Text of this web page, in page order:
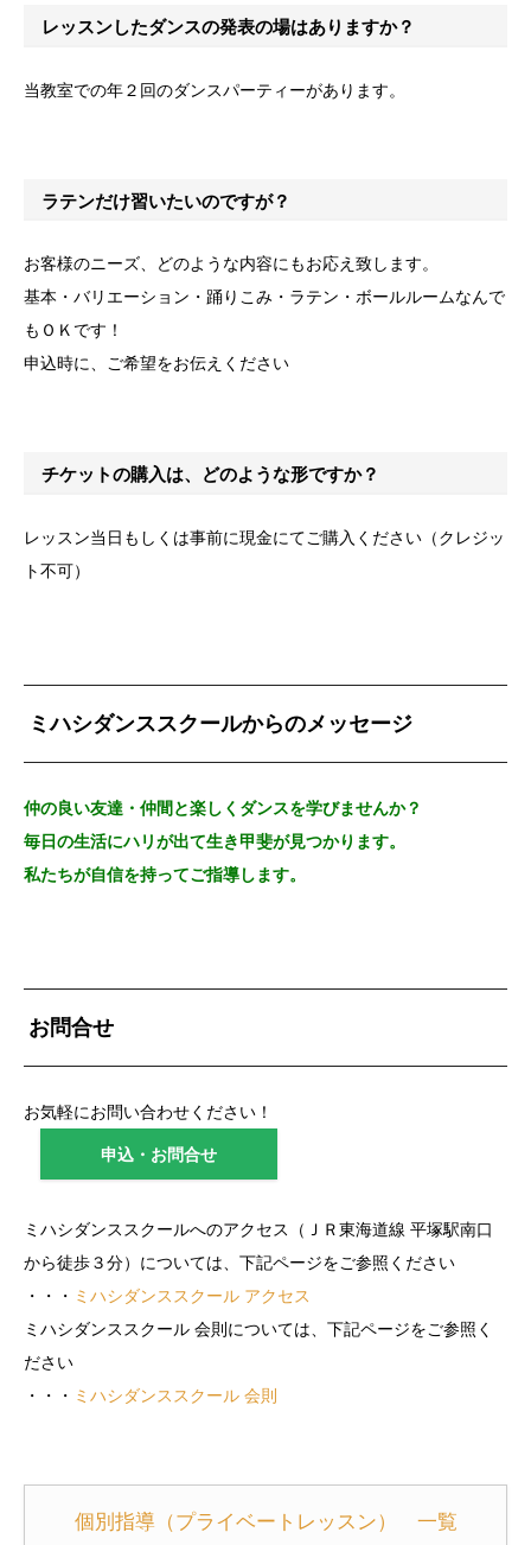
レッスンしたダンスの発表の場はありますか？
当教室での年２回のダンスパーティーがあります。
ラテンだけ習いたいのですが？
お客様のニーズ、どのような内容にもお応え致します。
基本・バリエーション・踊りこみ・ラテン・ボールルームなんで
もＯＫです！
申込時に、ご希望をお伝えください
チケットの購入は、どのような形ですか？
レッスン当日もしくは事前に現金にてご購入ください（クレジッ
ト不可）
ミハシダンススクールからのメッセージ
仲の良い友達・仲間と楽しくダンスを学びませんか？
毎日の生活にハリが出て生き甲斐が見つかります。
私たちが自信を持ってご指導します。
お問合せ
お気軽にお問い合わせください！
申込・お問合せ
ミハシダンススクールへのアクセス（ＪＲ東海道線 平塚駅南口
から徒歩３分）については、下記ページをご参照ください
・・・ ミハシダンススクール アクセス
ミハシダンススクール 会則については、下記ページをご参照く
ださい
・・・ ミハシダンススクール 会則
個別指導（プライベートレッスン） 一覧